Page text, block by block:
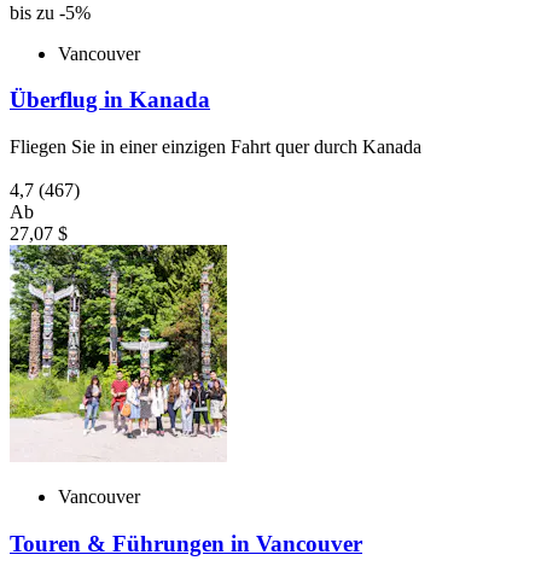
bis zu -5%
Vancouver
Überflug in Kanada
Fliegen Sie in einer einzigen Fahrt quer durch Kanada
4,7 (467)
Ab
27,07 $
Vancouver
Touren & Führungen in Vancouver